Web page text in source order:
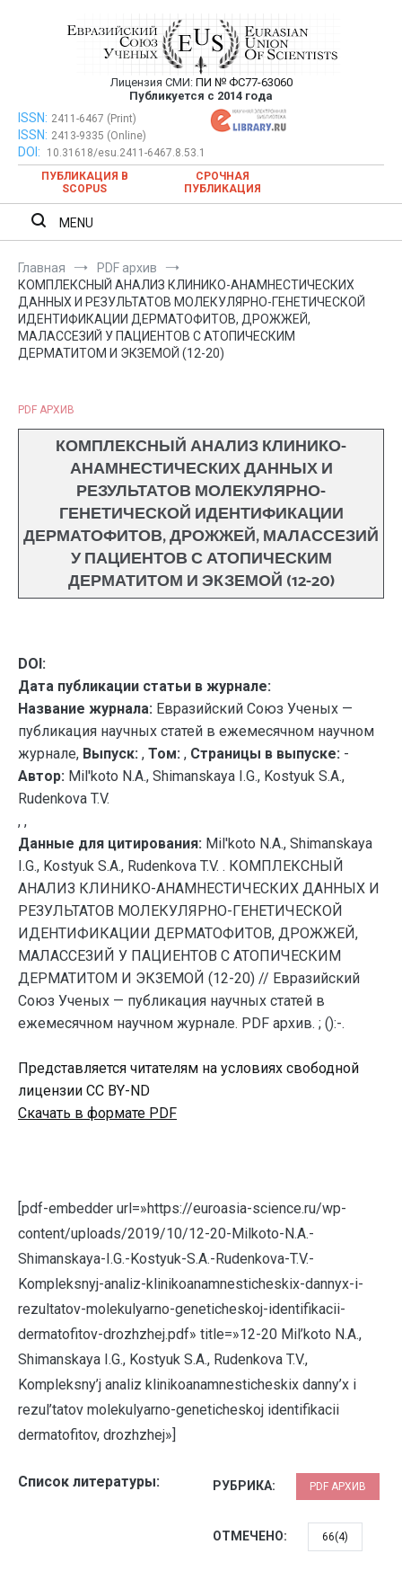
Евразийский Союз Ученых —
публикация научных статей в
ежемесячном научном журнале
Лицензия СМИ: ПИ № ФС77-63060
Публикуется с 2014 года
Евразийский Союз Ученых — публикация научных статей в
ежемесячном научном журнале
ISSN: 2411-6467 (Print)
ISSN: 2413-9335 (Online)
DOI:
10.31618/esu.2411-6467.8.53.1
ПУБЛИКАЦИЯ В
SCOPUS
СРОЧНАЯ
ПУБЛИКАЦИЯ
MENU
Главная
PDF архив
КОМПЛЕКСНЫЙ АНАЛИЗ КЛИНИКО-АНАМНЕСТИЧЕСКИХ
ДАННЫХ И РЕЗУЛЬТАТОВ МОЛЕКУЛЯРНО-ГЕНЕТИЧЕСКОЙ
ИДЕНТИФИКАЦИИ ДЕРМАТОФИТОВ, ДРОЖЖЕЙ,
МАЛАССЕЗИЙ У ПАЦИЕНТОВ С АТОПИЧЕСКИМ
ДЕРМАТИТОМ И ЭКЗЕМОЙ (12-20)
PDF АРХИВ
КОМПЛЕКСНЫЙ АНАЛИЗ КЛИНИКО-
АНАМНЕСТИЧЕСКИХ ДАННЫХ И
РЕЗУЛЬТАТОВ МОЛЕКУЛЯРНО-
ГЕНЕТИЧЕСКОЙ ИДЕНТИФИКАЦИИ
ДЕРМАТОФИТОВ, ДРОЖЖЕЙ, МАЛАССЕЗИЙ
У ПАЦИЕНТОВ С АТОПИЧЕСКИМ
ДЕРМАТИТОМ И ЭКЗЕМОЙ (12-20)
DOI:
Дата публикации статьи в журнале:
Название журнала: Евразийский Союз Ученых —
публикация научных статей в ежемесячном научном
журнале, Выпуск: , Том: , Страницы в выпуске: -
Автор: Mil'koto N.A., Shimanskaya I.G., Kostyuk S.A.,
Rudenkova T.V.
, ,
Данные для цитирования: Mil'koto N.A., Shimanskaya
I.G., Kostyuk S.A., Rudenkova T.V. . КОМПЛЕКСНЫЙ
АНАЛИЗ КЛИНИКО-АНАМНЕСТИЧЕСКИХ ДАННЫХ И
РЕЗУЛЬТАТОВ МОЛЕКУЛЯРНО-ГЕНЕТИЧЕСКОЙ
ИДЕНТИФИКАЦИИ ДЕРМАТОФИТОВ, ДРОЖЖЕЙ,
МАЛАССЕЗИЙ У ПАЦИЕНТОВ С АТОПИЧЕСКИМ
ДЕРМАТИТОМ И ЭКЗЕМОЙ (12-20) // Евразийский
Союз Ученых — публикация научных статей в
ежемесячном научном журнале. PDF архив. ; ():-.
Представляется читателям на условиях свободной
лицензии CC BY-ND
Скачать в формате PDF
[pdf-embedder url=»https://euroasia-science.ru/wp-
content/uploads/2019/10/12-20-Milkoto-N.A.-
Shimanskaya-I.G.-Kostyuk-S.A.-Rudenkova-T.V.-
Kompleksnyj-analiz-klinikoanamnesticheskix-dannyx-i-
rezultatov-molekulyarno-geneticheskoj-identifikacii-
dermatofitov-drozhzhej.pdf» title=»12-20 Mil’koto N.A.,
Shimanskaya I.G., Kostyuk S.A., Rudenkova T.V.,
Kompleksny’j analiz klinikoanamnesticheskix danny’x i
rezul’tatov molekulyarno-geneticheskoj identifikacii
dermatofitov, drozhzhej»]
Список литературы: РУБРИКА: PDF АРХИВ
ОТМЕЧЕНО: 66(4)